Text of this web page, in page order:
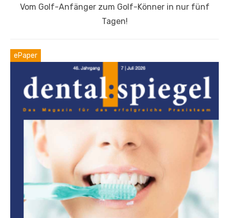
Nächster
Vom Golf-Anfänger zum Golf-Könner in nur fünf
Tagen!
ePaper